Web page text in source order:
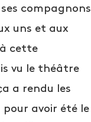
compagnons
uns et aux
à cette
vu le théâtre
a rendu les
pour avoir été le